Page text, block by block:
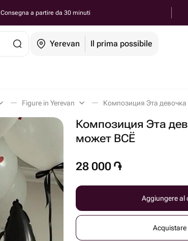
Consegna a partire da 30 minuti
Yerevan Il prima possibile
Figure in Yerevan Композиция Эта
Композиция Эта
может ВСЁ
28 000 ֏
Aggiungere al
Acquistare